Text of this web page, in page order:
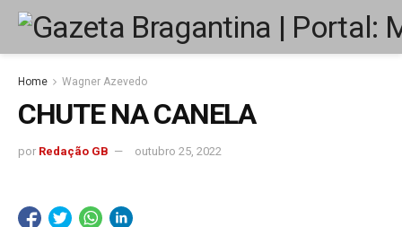
Home Wagner Azevedo
CHUTE NA CANELA
por Redação GB outubro 25, 2022